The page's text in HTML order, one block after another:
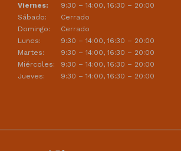
Viernes:
9:30 – 14:00, 16:30 – 20:00
Sábado:
Cerrado
Domingo:
Cerrado
Lunes:
9:30 – 14:00, 16:30 – 20:00
Martes:
9:30 – 14:00, 16:30 – 20:00
Miércoles:
9:30 – 14:00, 16:30 – 20:00
Jueves:
9:30 – 14:00, 16:30 – 20:00